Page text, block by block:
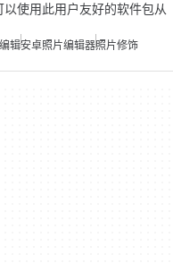
使用此用户友好的软件包从
辑安卓照片编辑器照片修饰